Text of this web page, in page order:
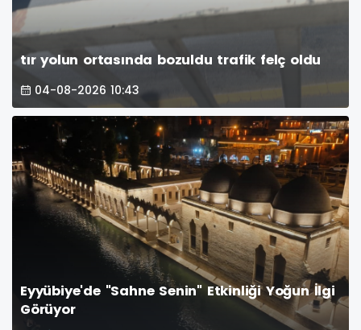
tır yolun ortasında bozuldu trafik felç oldu
04-08-2026 10:43
Eyyübiye'de "Sahne Senin" Etkinliği Yoğun İlgi
Görüyor